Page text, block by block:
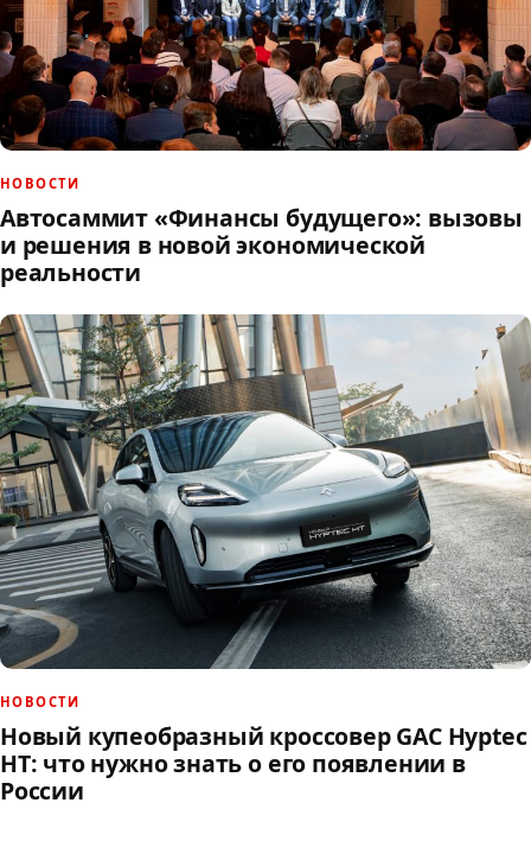
НОВОСТИ
Автосаммит «Финансы будущего»: вызовы
и решения в новой экономической
реальности
НОВОСТИ
Новый купеобразный кроссовер GAC Hyptec
HT: что нужно знать о его появлении в
России